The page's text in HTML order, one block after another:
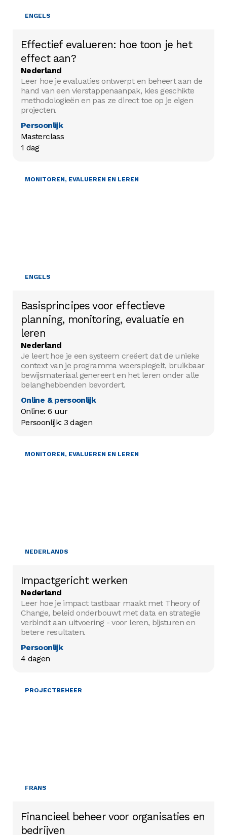
ENGELS
Effectief evalueren: hoe toon je het
effect aan?
Nederland
Leer hoe je evaluaties ontwerpt en beheert aan de
hand van een vierstappenaanpak, kies geschikte
methodologieën en pas ze direct toe op je eigen
projecten.
Persoonlijk
Masterclass
1 dag
MONITOREN, EVALUEREN EN LEREN
ENGELS
Basisprincipes voor effectieve
planning, monitoring, evaluatie en
leren
Nederland
Je leert hoe je een systeem creëert dat de unieke
context van je programma weerspiegelt, bruikbaar
bewijsmateriaal genereert en het leren onder alle
belanghebbenden bevordert.
Online & persoonlijk
Online: 6 uur
Persoonlijk: 3 dagen
PROJECTBEHEER
MONITOREN, EVALUEREN EN LEREN
NEDERLANDS
Impactgericht werken
Nederland
Leer hoe je impact tastbaar maakt met Theory of
Change, beleid onderbouwt met data en strategie
verbindt aan uitvoering - voor leren, bijsturen en
betere resultaten.
Persoonlijk
4 dagen
PROJECTBEHEER
FRANS
Financieel beheer voor organisaties en
bedrijven